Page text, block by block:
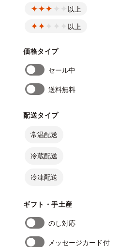
以上
以上
価格タイプ
セール中
送料無料
配送タイプ
常温配送
冷蔵配送
冷凍配送
ギフト・手土産
のし対応
メッセージカード付